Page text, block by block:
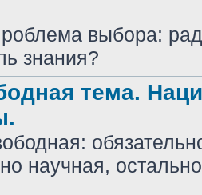
выбора:
знания?
тема.
научная,